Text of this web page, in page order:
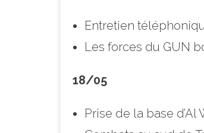
Entretien
Les forces du GUN
18/05
Prise de la base